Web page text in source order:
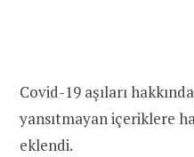
Covid-19 aşıları
yansıtmayan içeriklere
eklendi.